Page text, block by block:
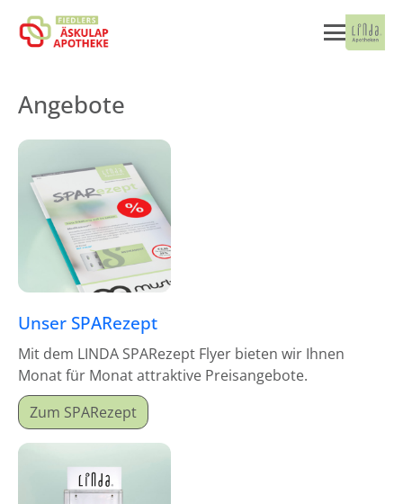
Angebote
Unser SPARezept
Mit dem LINDA SPARezept Flyer bieten wir Ihnen
Monat für Monat attraktive Preisangebote.
Zum SPARezept